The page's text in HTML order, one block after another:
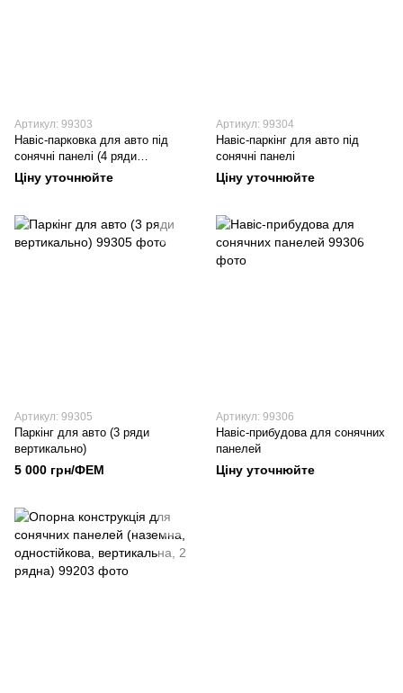
Артикул: 99303
Навіс-парковка для авто під
сонячні панелі (4 ряди
вертикально)
Ціну уточнюйте
Артикул: 99304
Навіс-паркінг для авто під
сонячні панелі
Ціну уточнюйте
Артикул: 99305
Паркінг для авто (3 ряди
вертикально)
5 000 грн/ФЕМ
Артикул: 99306
Навіс-прибудова для сонячних
панелей
Ціну уточнюйте